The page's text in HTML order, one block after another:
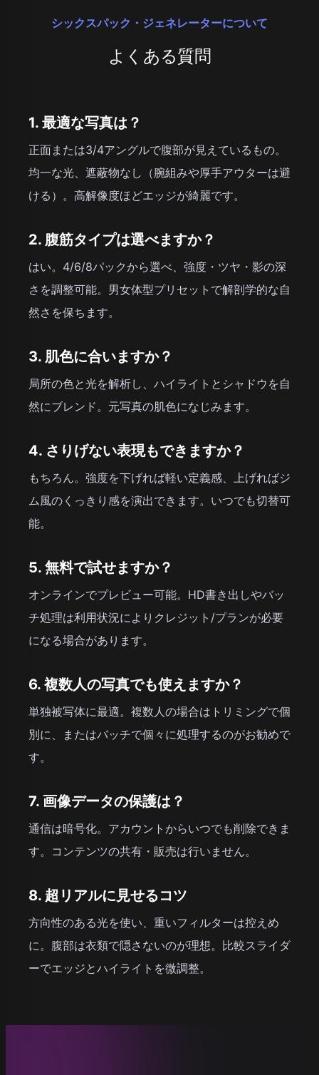
シックスパック・ジェネレーターについて
よくある質問
1. 最適な写真は？
正面または3/4アングルで腹部が見えているもの。
均一な光、遮蔽物なし（腕組みや厚手アウターは避
ける）。高解像度ほどエッジが綺麗です。
2. 腹筋タイプは選べますか？
はい。4/6/8パックから選べ、強度・ツヤ・影の深
さを調整可能。男女体型プリセットで解剖学的な自
然さを保ちます。
3. 肌色に合いますか？
局所の色と光を解析し、ハイライトとシャドウを自
然にブレンド。元写真の肌色になじみます。
4. さりげない表現もできますか？
もちろん。強度を下げれば軽い定義感、上げればジ
ム風のくっきり感を演出できます。いつでも切替可
能。
5. 無料で試せますか？
オンラインでプレビュー可能。HD書き出しやバッ
チ処理は利用状況によりクレジット/プランが必要
になる場合があります。
6. 複数人の写真でも使えますか？
単独被写体に最適。複数人の場合はトリミングで個
別に、またはバッチで個々に処理するのがお勧めで
す。
7. 画像データの保護は？
通信は暗号化。アカウントからいつでも削除できま
す。コンテンツの共有・販売は行いません。
8. 超リアルに見せるコツ
方向性のある光を使い、重いフィルターは控えめ
に。腹部は衣類で隠さないのが理想。比較スライダ
ーでエッジとハイライトを微調整。